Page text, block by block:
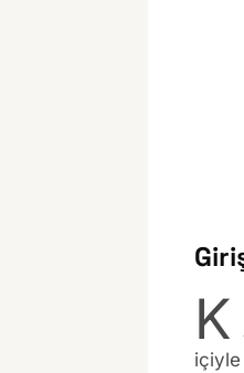
K
içiyle